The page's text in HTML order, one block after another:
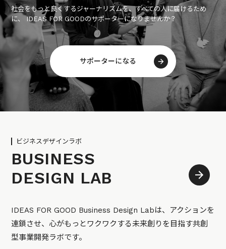
社会をもっと良くするジャーナリズムを、すべての人に届けるため
に、 IDEAS FOR GOODのサポーターになりませんか？
サポーターになる
ビジネスデザインラボ
BUSINESS
DESIGN LAB
IDEAS FOR GOOD Business Design Labは、アクションを
連鎖させ、心がもっとワクワクする未来創りを目指す共創
型事業開発ラボです。